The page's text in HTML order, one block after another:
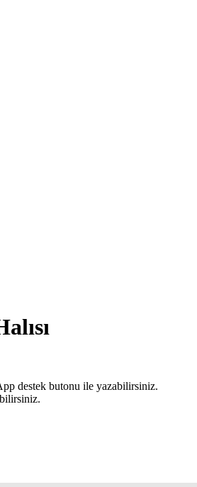
destek butonu ile yazabilirsiniz.